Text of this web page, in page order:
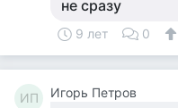
не сразу
9 лет 0
ИП Игорь Петров